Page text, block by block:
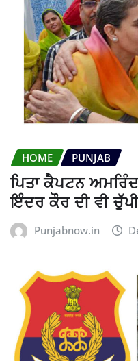
HOME PUNJAB
ਪਿਤਾ ਕੈਪਟਨ
ਇੰਦਰ ਕੌਰ ਦੀ ਵੀ
Punjabnow.in